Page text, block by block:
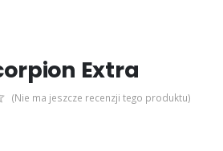
Extra
(Nie ma jeszcze recenzji tego produktu)